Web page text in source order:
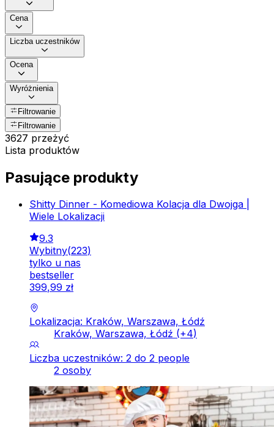
Cena
Liczba uczestników
Ocena
Wyróżnienia
Filtrowanie
Filtrowanie
3627 przeżyć
Lista produktów
Pasujące produkty
Shitty Dinner - Komediowa Kolacja dla Dwojga |
Wiele Lokalizacji
9.3
Wybitny(223)
tylko u nas
bestseller
399,99 zł
Lokalizacja: Kraków, Warszawa, Łódź
Kraków, Warszawa, Łódź (+4)
Liczba uczestników: 2 do 2 people
2 osoby